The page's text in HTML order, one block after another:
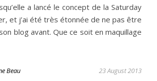
a lancé le concept de la Saturday
et j’ai été très étonnée de ne pas être
blog avant. Que ce soit en maquillage
Beau 23 August 2013